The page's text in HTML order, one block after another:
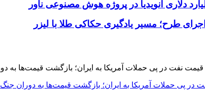
اجرای طرح؛ مسیر یادگیری حکاکی طلا با لیزر
در پی حملات آمریکا به ایران؛ بازگشت قیمت‌ها به دوران جنگ